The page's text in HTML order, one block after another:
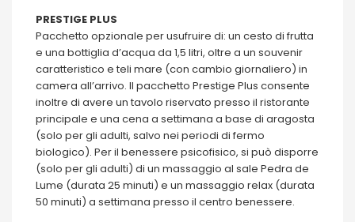
PRESTIGE PLUS
Pacchetto opzionale per usufruire di: un cesto di frutta
e una bottiglia d’acqua da 1,5 litri, oltre a un souvenir
caratteristico e teli mare (con cambio giornaliero) in
camera all’arrivo. Il pacchetto Prestige Plus consente
inoltre di avere un tavolo riservato presso il ristorante
principale e una cena a settimana a base di aragosta
(solo per gli adulti, salvo nei periodi di fermo
biologico). Per il benessere psicofisico, si può disporre
(solo per gli adulti) di un massaggio al sale Pedra de
Lume (durata 25 minuti) e un massaggio relax (durata
50 minuti) a settimana presso il centro benessere.